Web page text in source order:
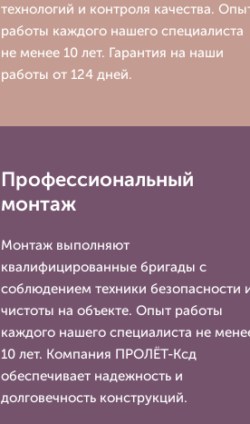
технологий и контроля качества.
работы каждого нашего специалиста
не менее 10 лет. Гарантия на наши
работы от 124 дней.
Профессиональный
монтаж
Монтаж выполняют
квалифицированные бригады с
соблюдением техники безопасности
чистоты на объекте. Опыт работы
каждого нашего специалиста не
10 лет. Компания ПРОЛЁТ-Ксд
обеспечивает надежность и
долговечность конструкций.